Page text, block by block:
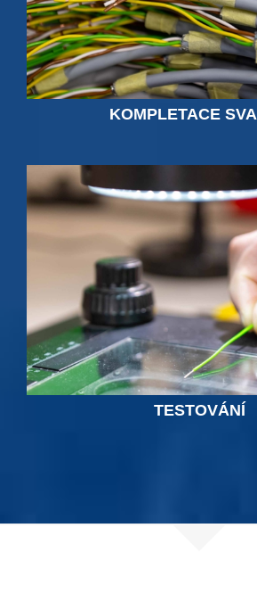
KOMPLETACE
TESTOVÁNÍ